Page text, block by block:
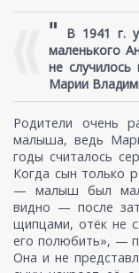
"
В 1941 г.
маленького
не случилось
Марии
Родители очень
малыша, ведь
годы считалось
Когда сын только
— малыш был
видно — после
щипцами, отёк не
его полюбить», —
Она и не